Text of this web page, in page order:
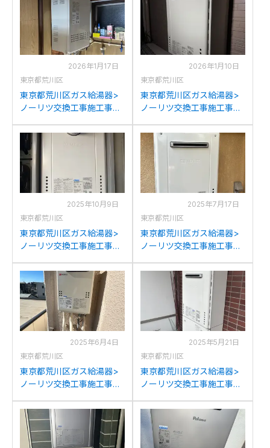
2026年1月17日
東京都荒川区
東京都荒川区ガス給湯器>
ノーリツ交換工事施工事
1627AWX-FFAからノーリ
ツGT-1651SAWX-FFA-2BL
への交換
2026年1月10日
東京都荒川区
東京都荒川区ガス給湯器>
ノーリツ交換工事施工事
からノーリツGT-
2470SAW BLへの交換
2025年10月9日
東京都荒川区
東京都荒川区ガス給湯器>
ノーリツ交換工事施工事
2428(S)AWX-T-1からノー
リツGT-2470SAW-T BLへ
の交換
2025年7月17日
東京都荒川区
東京都荒川区ガス給湯器>
ノーリツ交換工事施工事
1650SAQ-Kからノーリツ
GT-1670SAW BLへの交換
2025年6月4日
東京都荒川区
東京都荒川区ガス給湯器>
ノーリツ交換工事施工事
からノーリツGQ-2039WS-
1への交換
2025年5月21日
東京都荒川区
東京都荒川区ガス給湯器>
ノーリツ交換工事施工事
2427SAWXからノーリツ
GT-2470SAWBLへの交換